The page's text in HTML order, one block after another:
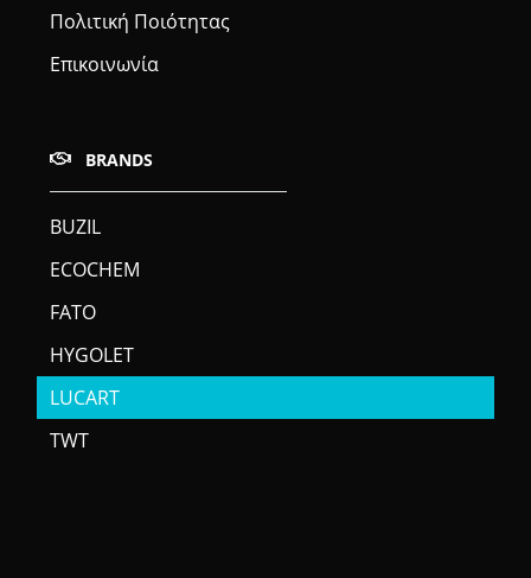
Πολιτική Ποιότητας
Επικοινωνία
BRANDS
BUZIL
ECOCHEM
FATO
HYGOLET
LUCART
TWT